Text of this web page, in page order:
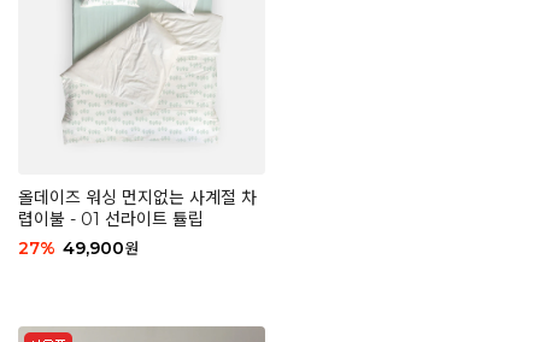
올데이즈 워싱 먼지없는 사계절 차
렵이불 - 01 선라이트 튤립
27% 49,900원